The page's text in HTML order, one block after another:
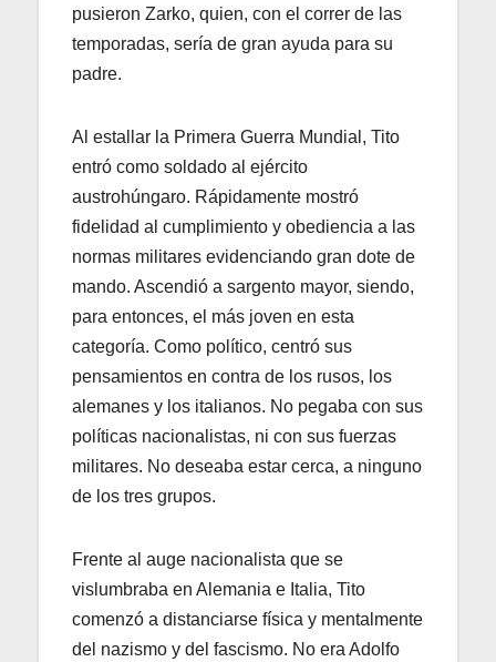
pusieron Zarko, quien, con el correr de las
temporadas, sería de gran ayuda para su
padre.
Al estallar la Primera Guerra Mundial, Tito
entró como soldado al ejército
austrohúngaro. Rápidamente mostró
fidelidad al cumplimiento y obediencia a las
normas militares evidenciando gran dote de
mando. Ascendió a sargento mayor, siendo,
para entonces, el más joven en esta
categoría. Como político, centró sus
pensamientos en contra de los rusos, los
alemanes y los italianos. No pegaba con sus
políticas nacionalistas, ni con sus fuerzas
militares. No deseaba estar cerca, a ninguno
de los tres grupos.
Frente al auge nacionalista que se
vislumbraba en Alemania e Italia, Tito
comenzó a distanciarse física y mentalmente
del nazismo y del fascismo. No era Adolfo